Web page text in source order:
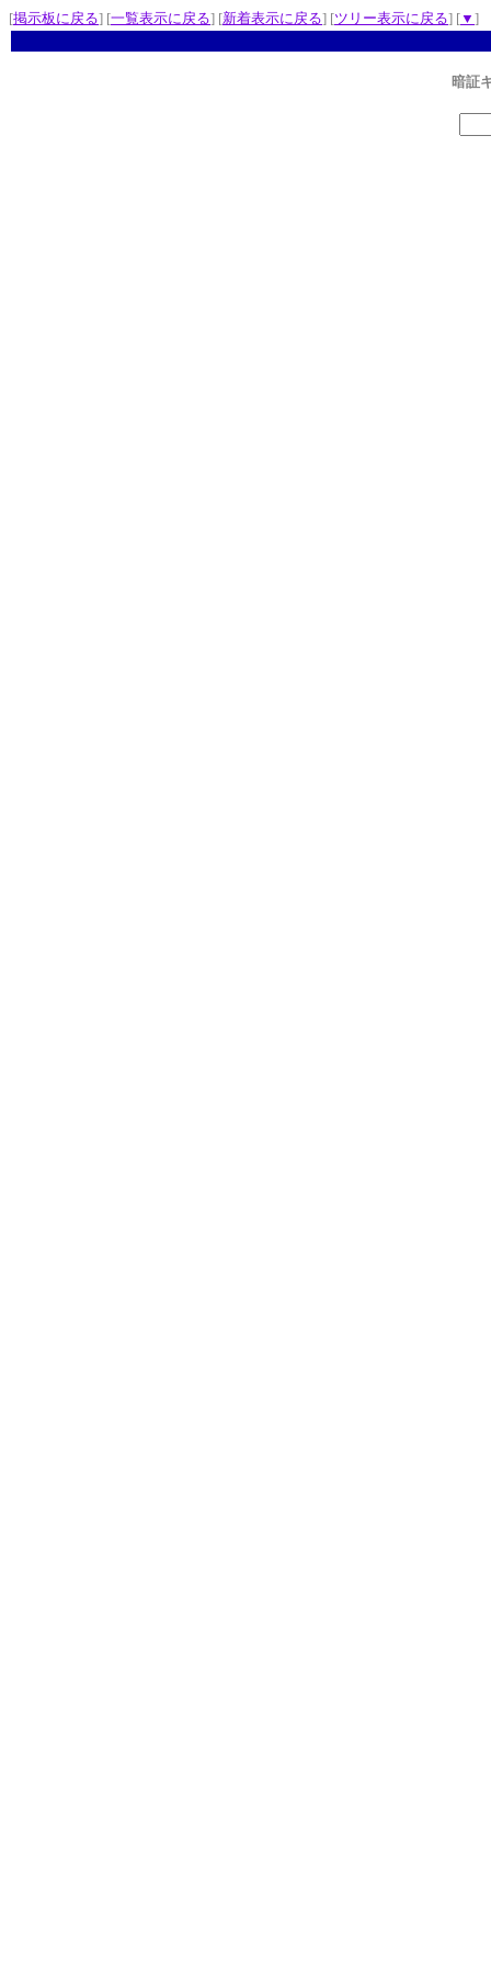
[掲示板に戻る] [一覧表示に戻る] [新着表示に戻る] [ツリー表示に戻る] [▼ ]
暗証